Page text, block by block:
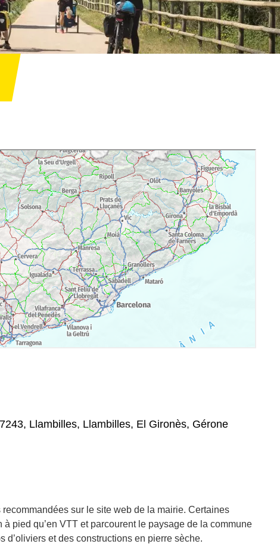
Llambilles, Llambilles, El Gironès, Gérone
recommandées sur le site web de la mairie. Certaines
pied qu’en VTT et parcourent le paysage de la commune
d’oliviers et des constructions en pierre sèche.